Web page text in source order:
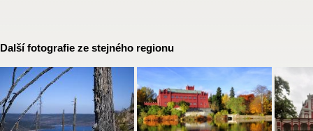
Další fotografie ze stejného regionu